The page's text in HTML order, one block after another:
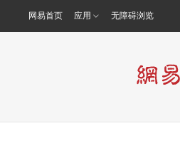
网易首页 应用 无障碍浏览